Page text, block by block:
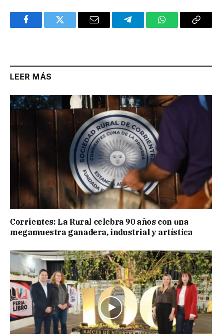
FacebookTwitter Email TelegramWhatsAppCopy
LEER MÁS
Corrientes: La Rural celebra 90 años con una
megamuestra ganadera, industrial y artística